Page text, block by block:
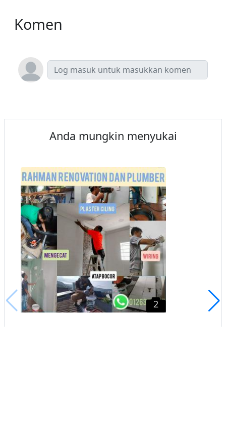
Komen
Anda mungkin menyukai
2